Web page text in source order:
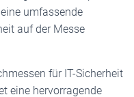
umfassende
auf der Messe
für IT-Sicherheit
eine hervorragende